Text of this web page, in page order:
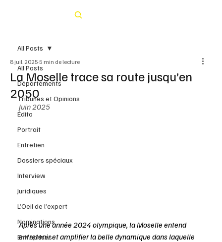
All Posts
Départements
Tribunes et Opinions
Édito
Portrait
Entretien
Dossiers spéciaux
Interview
Juridiques
L’Oeil de l’expert
Nominations
Entreprises
All Posts
La Moselle trace sa route jusqu’en
2050
8 juil. 2025 5 min de lecture
Juin 2025
Après une année 2024 olympique, la Moselle entend
entretenir et amplifier la belle dynamique dans laquelle